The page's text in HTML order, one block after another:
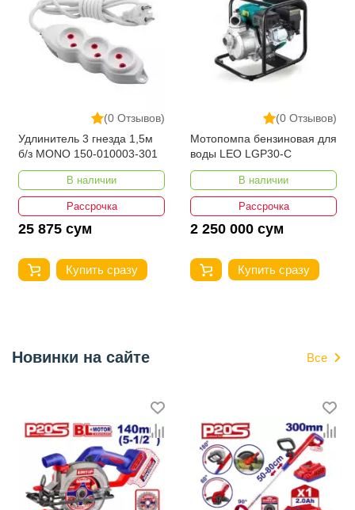
(0 Отзывов)
Удлинитель 3 гнезда 1,5м
б/з MONO 150-010003-301
В наличии
Рассрочка
25 875 сум
Купить сразу
(0 Отзывов)
Мотопомпа бензиновая для
воды LEO LGP30-C
В наличии
Рассрочка
2 250 000 сум
Купить сразу
Новинки на сайте Все